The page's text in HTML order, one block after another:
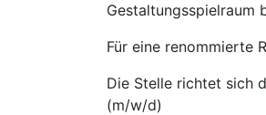
Gestaltungsspielraum
Für eine renommierte
Die Stelle richtet sich
(m/w/d)